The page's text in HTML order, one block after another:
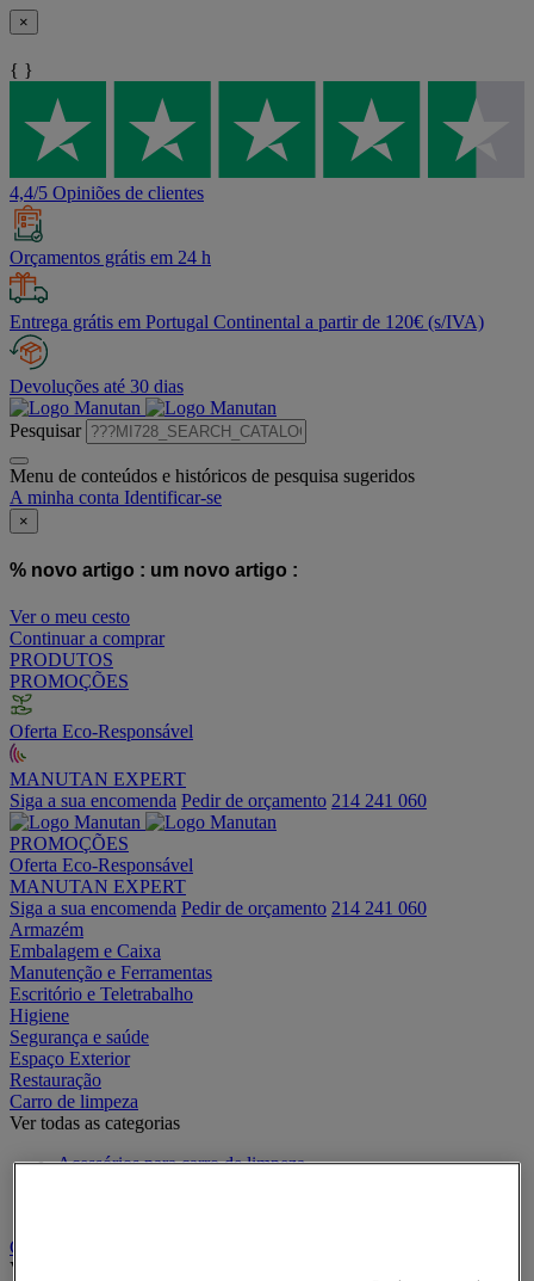
×
{ }
4,4/5 Opiniões de clientes
Orçamentos grátis em 24 h
Entrega grátis em Portugal Continental a partir de 120€ (s/IVA)
Devoluções até 30 dias
Pesquisar
Menu de conteúdos e históricos de pesquisa sugeridos
A minha conta Identificar-se
×
% novo artigo : um novo artigo :
Ver o meu cesto
Continuar a comprar
PRODUTOS
PROMOÇÕES
Oferta Eco-Responsável
MANUTAN EXPERT
Siga a sua encomenda Pedir de orçamento 214 241 060
PROMOÇÕES
Oferta Eco-Responsável
MANUTAN EXPERT
Siga a sua encomenda Pedir de orçamento 214 241 060
Armazém
Embalagem e Caixa
Manutenção e Ferramentas
Escritório e Teletrabalho
Higiene
Segurança e saúde
Espaço Exterior
Restauração
Carro de limpeza
Ver todas as categorias
Acessórios para carro de limpeza
Carro para roupa e armário para roupa
Ver todas as categorias